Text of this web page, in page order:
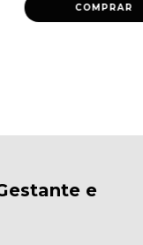
COMPRAR
e